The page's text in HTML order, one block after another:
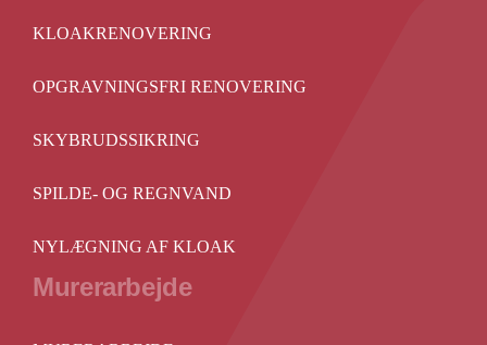
KLOAKRENOVERING
OPGRAVNINGSFRI RENOVERING
SKYBRUDSSIKRING
SPILDE- OG REGNVAND
NYLÆGNING AF KLOAK
Murerarbejde